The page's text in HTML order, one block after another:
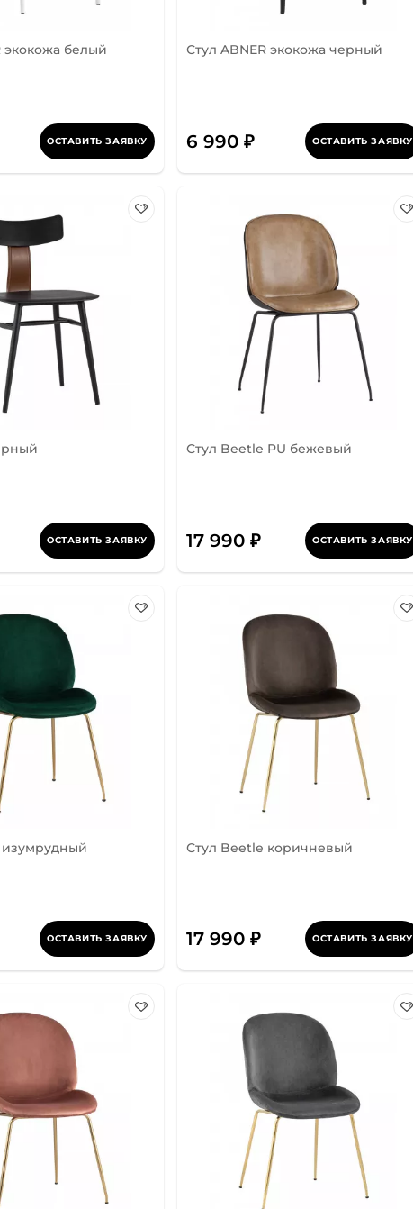
экокожа белый
ОСТАВИТЬ ЗАЯВКУ
Стул ABNER экокожа черный
6 990 ₽ ОСТАВИТЬ ЗАЯВКУ
ОСТАВИТЬ ЗАЯВКУ
Стул Beetle PU бежевый
17 990 ₽ ОСТАВИТЬ ЗАЯВКУ
ОСТАВИТЬ ЗАЯВКУ
Стул Beetle коричневый
17 990 ₽ ОСТАВИТЬ ЗАЯВКУ